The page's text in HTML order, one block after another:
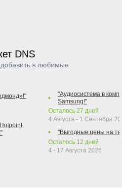
DNS
добавить в любимые
"Аудиосистема в
Samsung!"
Осталось 27 дней
4 Августа - 1 Сентября
"Выгодные цены на
Осталось 12 дней
4 - 17 Августа 2026